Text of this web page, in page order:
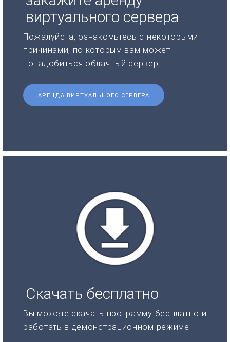
виртуального сервера
Пожалуйста, ознакомьтесь с некоторыми
причинами, по которым вам может
понадобиться облачный сервер.
АРЕНДА ВИРТУАЛЬНОГО СЕРВЕРА
Скачать бесплатно
Вы можете скачать программу бесплатно и
работать в демонстрационном режиме